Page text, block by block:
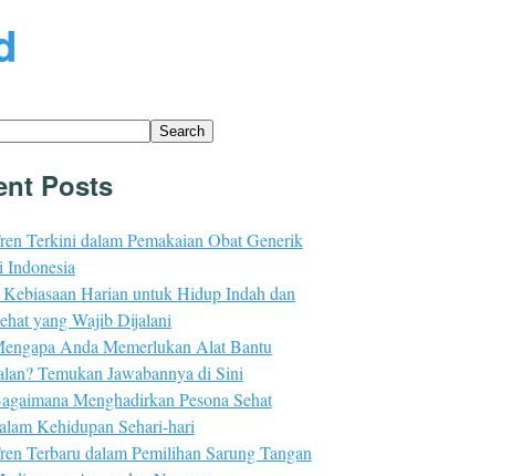
Search
Posts
Terkini dalam Pemakaian Obat Generik
Indonesia
Harian untuk Hidup Indah dan
yang Wajib Dijalani
Anda Memerlukan Alat Bantu
Temukan Jawabannya di Sini
Menghadirkan Pesona Sehat
Kehidupan Sehari-hari
Terbaru dalam Pemilihan Sarung Tangan